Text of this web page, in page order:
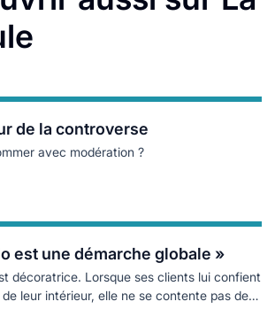
de la controverse
avec modération ?
est une démarche globale »
décoratrice. Lorsque ses clients lui confient
leur intérieur, elle ne se contente pas de